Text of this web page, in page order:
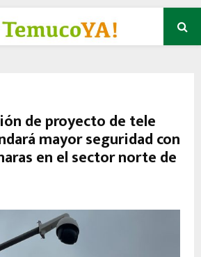
de proyecto de tele
mayor seguridad con
en el sector norte de